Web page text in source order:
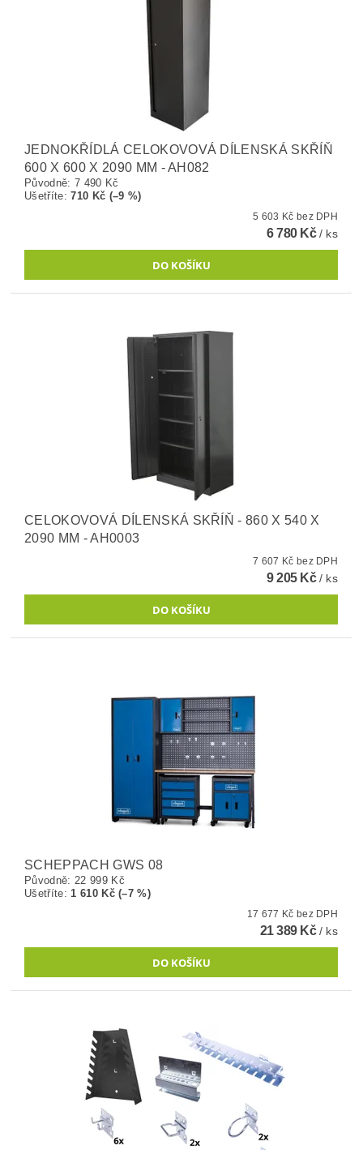
JEDNOKŘÍDLÁ CELOKOVOVÁ DÍLENSKÁ SKŘÍŇ
600 X 600 X 2090 MM - AH082
Původně: 7 490 Kč
Ušetříte:710 Kč (–9 %)
5 603 Kč bez DPH
6 780 Kč/ ks
CELOKOVOVÁ DÍLENSKÁ SKŘÍŇ - 860 X 540 X
2090 MM - AH0003
7 607 Kč bez DPH
9 205 Kč/ ks
SCHEPPACH GWS 08
Původně: 22 999 Kč
Ušetříte:1 610 Kč (–7 %)
17 677 Kč bez DPH
21 389 Kč/ ks